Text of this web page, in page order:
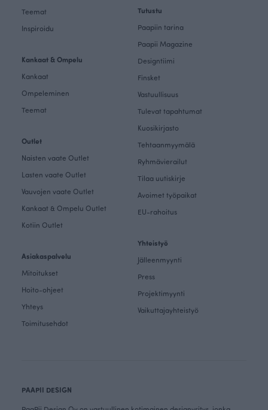
Teemat
Inspiroidu
Kankaat & Ompelu
Kankaat
Ompeleminen
Teemat
Outlet
Naisten vaate Outlet
Lasten vaate Outlet
Vauvojen vaate Outlet
Kankaat & Ompelu Outlet
Kotiin Outlet
Asiakaspalvelu
Mitoitukset
Hoito-ohjeet
Yhteys
Toimitusehdot
Tutustu
Paapiin tarina
Paapii Magazine
Designtiimi
Finsket
Vastuullisuus
Tulevat tapahtumat
Kuosikirjasto
Tehtaanmyymälä
Ryhmävierailut
Tilaa uutiskirje
Avoimet työpaikat
EU-rahoitus
Yhteistyö
Jälleenmyynti
Press
Projektimyynti
Vaikuttajayhteistyö
PAAPII DESIGN